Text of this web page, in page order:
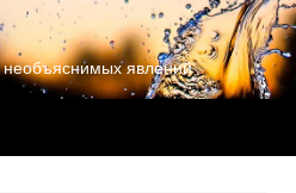
явлений